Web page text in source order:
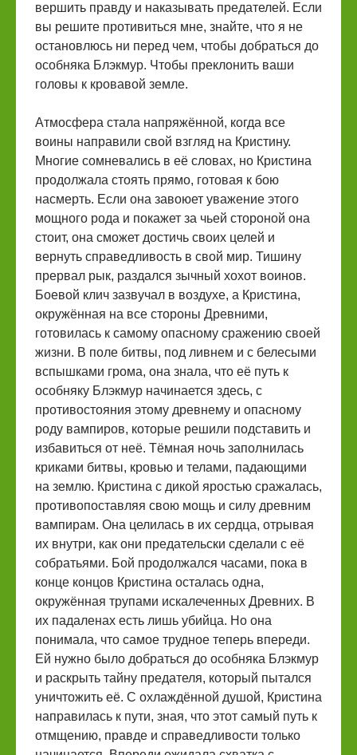
вершить правду и наказывать предателей. Если
вы решите противиться мне, знайте, что я не
остановлюсь ни перед чем, чтобы добраться до
особняка Блэкмур. Чтобы преклонить ваши
головы к кровавой земле.
Атмосфера стала напряжённой, когда все
воины направили свой взгляд на Кристину.
Многие сомневались в её словах, но Кристина
продолжала стоять прямо, готовая к бою
насмерть. Если она завоюет уважение этого
мощного рода и покажет за чьей стороной она
стоит, она сможет достичь своих целей и
вернуть справедливость в свой мир. Тишину
прервал рык, раздался зычный хохот воинов.
Боевой клич зазвучал в воздухе, а Кристина,
окружённая на все стороны Древними,
готовилась к самому опасному сражению своей
жизни. В поле битвы, под ливнем и с белесыми
вспышками грома, она знала, что её путь к
особняку Блэкмур начинается здесь, с
противостояния этому древнему и опасному
роду вампиров, которые решили подставить и
избавиться от неё. Тёмная ночь заполнилась
криками битвы, кровью и телами, падающими
на землю. Кристина с дикой яростью сражалась,
противопоставляя свою мощь и силу древним
вампирам. Она целилась в их сердца, отрывая
их внутри, как они предательски сделали с её
собратьями. Бой продолжался часами, пока в
конце концов Кристина осталась одна,
окружённая трупами искалеченных Древних. В
их падаленах есть лишь убийца. Но она
понимала, что самое трудное теперь впереди.
Ей нужно было добраться до особняка Блэкмур
и раскрыть тайну предателя, который пытался
уничтожить её. С охлаждённой душой, Кристина
направилась к пути, зная, что этот самый путь к
отмщению, правде и справедливости только